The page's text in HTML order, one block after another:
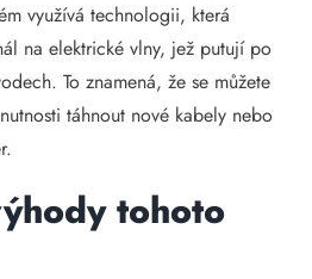
využívá technologii, která
na elektrické vlny, jež putují po
To znamená, že se můžete
táhnout nové kabely nebo
tohoto